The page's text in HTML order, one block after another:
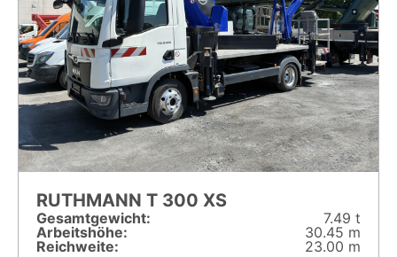
RUTHMANN T 300 XS
Gesamt­gewicht:
7.49 t
Arbeitshöhe:
30.45 m
Reichweite:
23.00 m